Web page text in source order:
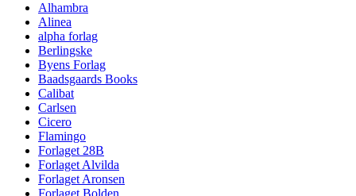
Alhambra
Alinea
alpha forlag
Berlingske
Byens Forlag
Baadsgaards Books
Calibat
Carlsen
Cicero
Flamingo
Forlaget 28B
Forlaget Alvilda
Forlaget Aronsen